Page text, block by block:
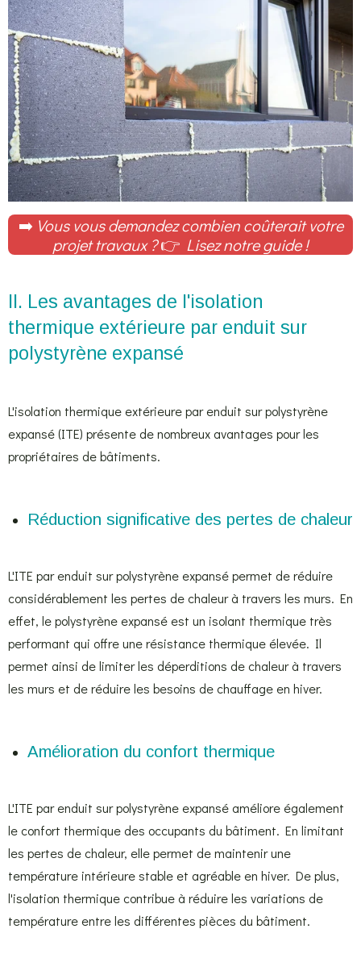
➡️ Vous vous demandez combien coûterait votre
projet travaux ?👉 Lisez notre guide !
II. Les avantages de l'isolation
thermique extérieure par enduit sur
polystyrène expansé
L'isolation thermique extérieure par enduit sur polystyrène
expansé (ITE) présente de nombreux avantages pour les
propriétaires de bâtiments.
Réduction significative des pertes de chaleur
L'ITE par enduit sur polystyrène expansé permet de réduire
considérablement les pertes de chaleur à travers les murs. En
effet, le polystyrène expansé est un isolant thermique très
performant qui offre une résistance thermique élevée. Il
permet ainsi de limiter les déperditions de chaleur à travers
les murs et de réduire les besoins de chauffage en hiver.
Amélioration du confort thermique
L'ITE par enduit sur polystyrène expansé améliore également
le confort thermique des occupants du bâtiment. En limitant
les pertes de chaleur, elle permet de maintenir une
température intérieure stable et agréable en hiver. De plus,
l'isolation thermique contribue à réduire les variations de
température entre les différentes pièces du bâtiment.